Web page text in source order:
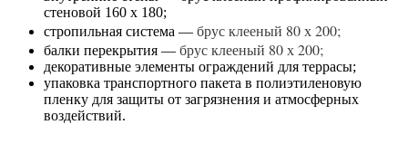
стеновой 160 х 180;
стропильная система — брус клееный 80 х 200;
балки перекрытия — брус клееный 80 х 200;
декоративные элементы ограждений для террасы;
упаковка транспортного пакета в полиэтиленовую
пленку для защиты от загрязнения и атмосферных
воздействий.